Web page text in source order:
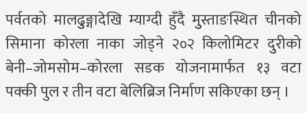
पर्वतको मालढुुङ्गादेखि म्याग्दी हुँदै मुुस्ताङस्थित चीनको
सिमाना कोरला नाका जोड्ने २०२ किलोमिटर दुुरीको
बेनी–जोमसोम–कोरला सडक योजनामार्फत १३ वटा
पक्की पुल र तीन वटा बेलिब्रिज निर्माण सकिएका छन् ।